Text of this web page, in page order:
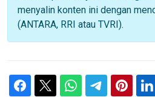
menyalin konten ini dengan
(ANTARA, RRI atau TVRI).